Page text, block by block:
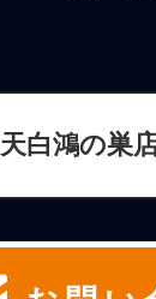
天白鴻の巣